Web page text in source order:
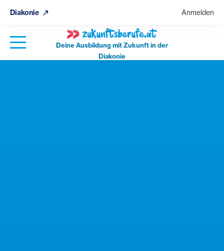
Diakonie Anmelden
Deine Ausbildung mit Zukunft in der
Diakonie